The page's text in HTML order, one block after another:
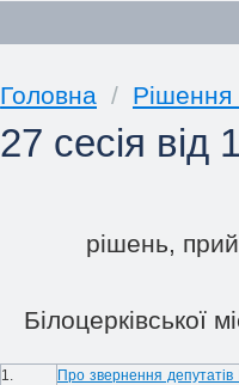
Головна / Рішення
27 сесія від
рішень,
Білоцерківської
1.
Про звернення депутатів